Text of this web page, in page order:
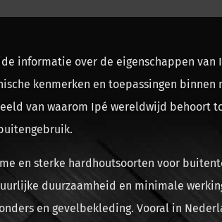
informatie over de eigenschappen van
kenmerken en toepassingen binnen
van waarom Ipé wereldwijd behoort
en sterke hardhoutsoorten voor
duurzaamheid en minimale
en gevelbekleding. Vooral in